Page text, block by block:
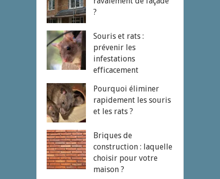
?
Souris et rats :
prévenir les
infestations
efficacement
Pourquoi éliminer
rapidement les souris
et les rats ?
Briques de
construction : laquelle
choisir pour votre
maison ?